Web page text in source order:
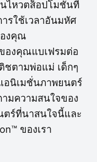
ไหวตส็อปโมชั่นที่
รใช้เวลาอันมหัศ
งคุณ
ของคุณแบเฟรมต่อ
ชตามพ่อแม่ เด็กๆ
อนิเมชั่นภาพยนตร์
มความสนใจของ
ร์ที่นาสนใจนี้และ
ของเรา